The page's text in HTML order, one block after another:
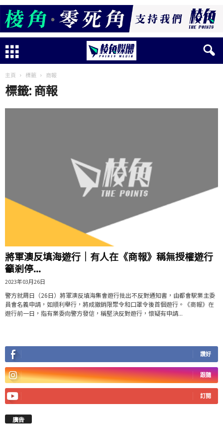
主頁 標籤 商報
標籤: 商報
將軍澳反填海遊行｜有人在《商報》稱無授權遊行
籲剎停...
2023年03月26日
警方就周日（26日）將軍澳反填海集會遊行批出不反對通知書，由都會駅業主委
員會名義申請，如順利舉行，將成撤銷限聚令和口罩令後首個遊行。《商報》在
遊行前一日，指有業委向警方發信，稱堅決反對遊行，懷疑有申請...
讚好
跟隨
訂閱
廣告